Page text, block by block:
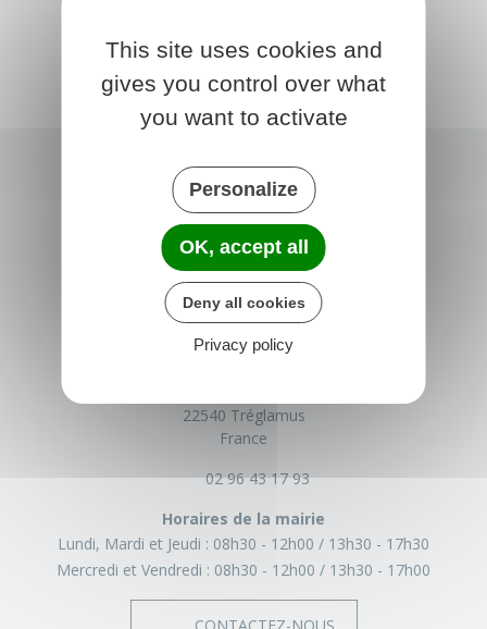
TRÉGLAMUS
22540 Tréglamus
France
02 96 43 17 93
Horaires de la mairie
Lundi, Mardi et Jeudi : 08h30 - 12h00
13h30 - 17h30
Mercredi et Vendredi : 08h30 - 12h00 13h30 - 17h00
CONTACTEZ-NOUS
This site uses cookies and
gives you control over what
you want to activate
Personalize
OK, accept all
Deny all cookies
Privacy policy